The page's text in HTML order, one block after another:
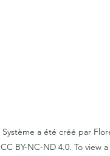
Système a été créé par
BY-NC-ND 4.0. To view